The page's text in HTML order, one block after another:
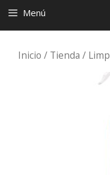
Menú
Inicio / Tienda /